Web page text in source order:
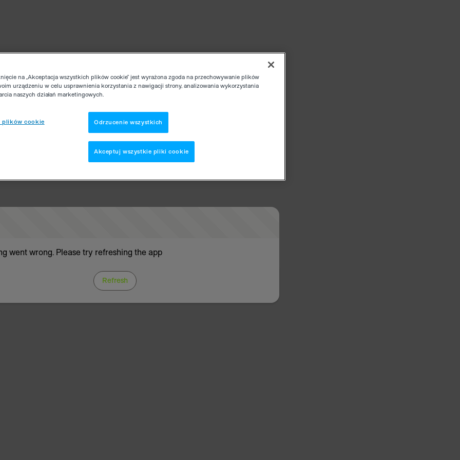
went wrong. Please try refreshing the app
Refresh
na „Akceptacja wszystkich plików cookie” jest wyrażona zgoda na przechowywanie plików
urządzeniu w celu usprawnienia korzystania z nawigacji strony, analizowania wykorzystania
naszych działań marketingowych.
plików cookie Odrzucenie wszystkich
Akceptuj wszystkie pliki cookie